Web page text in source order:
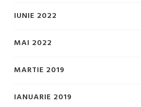
IUNIE 2022
MAI 2022
MARTIE 2019
IANUARIE 2019